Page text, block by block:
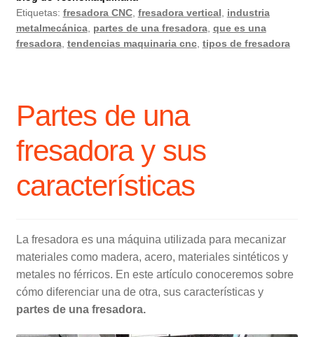
Etiquetas: fresadora CNC, fresadora vertical
industria
metalmecánica, partes de una fresadora, que es una
fresadora, tendencias maquinaria cnc, tipos de fresadora
Partes de una
fresadora y sus
características
La fresadora es una máquina utilizada para mecanizar
materiales como madera, acero, materiales sintéticos y
metales no férricos. En este artículo conoceremos sobre
cómo diferenciar una de otra, sus características y
partes de una fresadora.